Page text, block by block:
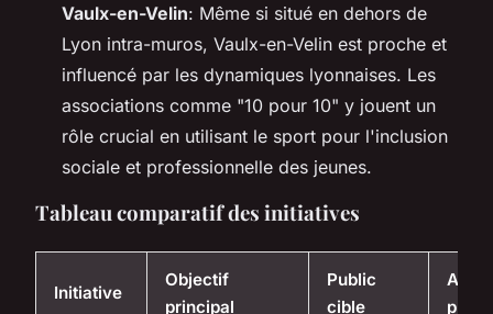
Vaulx-en-Velin: Même si situé en dehors de
Lyon intra-muros, Vaulx-en-Velin est proche et
influencé par les dynamiques lyonnaises. Les
associations comme "10 pour 10" y jouent un
rôle crucial en utilisant le sport pour l'inclusion
sociale et professionnelle des jeunes.
Tableau comparatif des initiatives
Initiative
Objectif
principal
Public
cible